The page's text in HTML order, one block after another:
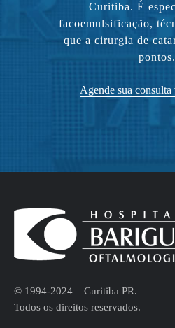
Curitiba. É
facoemulsificação,
que a cirurgia de
pontos.
Agende sua
© 1994-2024 – Curitiba PR.
Todos os direitos reservados.